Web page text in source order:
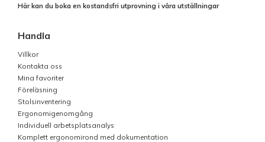
Här kan du boka en kostandsfri utprovning i våra utställningar
Handla
Villkor
Kontakta oss
Mina favoriter
Föreläsning
Stolsinventering
Ergonomigenomgång
Individuell arbetsplatsanalys
Komplett ergonomirond med dokumentation